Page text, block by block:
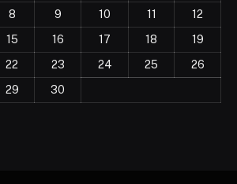
8 9 10 11
12
15 16 17 18
19
22 23 24 25
26
29 30